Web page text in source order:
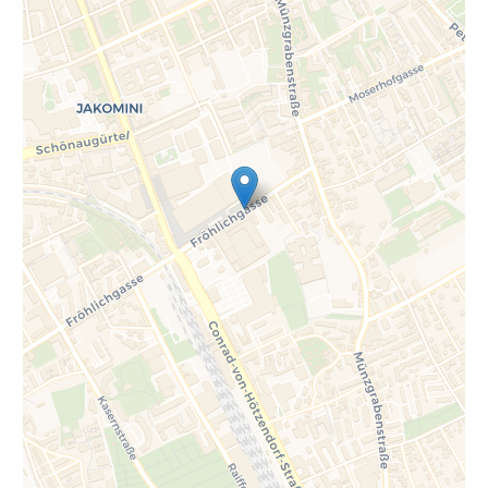
Gehweg entlang der Fröhlichgasse und die
Einbindung in die „Graz Radautobahn“
errichtet. Die Untergeschosse beinhalten
zwei Tiefgaragen, die sich in Summe auf drei
Tiefgaragenebenen und 1.500 PKW-
Abstellplätze erstrecken. Zwischen der
bestehenden Garage der Messe Congress
Graz und der Tiefgarage im MQG wird ein
PKW-Verbindungstunnel und eine unter- und
oberirdische Fußgängeranbindung zum
Messevorplatz errichtet.
Unsere Homepage erreichen Sie unter
www.mqg.at